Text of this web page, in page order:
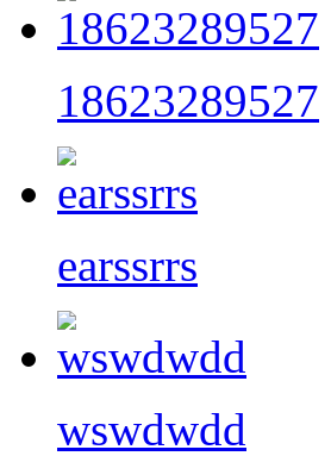
18623289527
earssrrs
wswdwdd